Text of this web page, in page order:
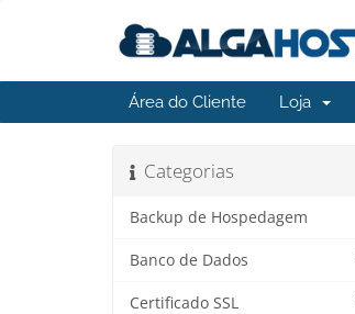
Área do Cliente Loja
Categorias
Backup de Hospedagem
Banco de Dados
Certificado SSL